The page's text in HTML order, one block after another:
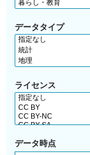
データタイプ
ライセンス
データ時点